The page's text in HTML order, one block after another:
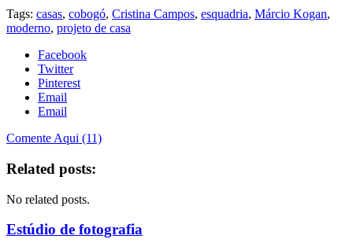
Tags: casas, cobogó, Cristina Campos, esquadria, Márcio Kogan,
moderno, projeto de casa
Facebook
Twitter
Pinterest
Email
Email
Comente Aqui (11)
Related posts:
No related posts.
Estúdio de fotografia